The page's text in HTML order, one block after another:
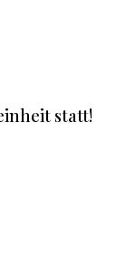
statt!